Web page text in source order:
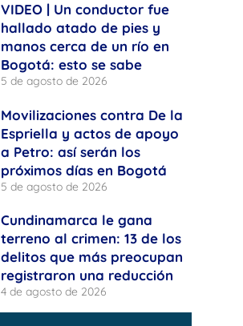
VIDEO | Un conductor fue
hallado atado de pies y
manos cerca de un río en
Bogotá: esto se sabe
5 de agosto de 2026
Movilizaciones contra De la
Espriella y actos de apoyo
a Petro: así serán los
próximos días en Bogotá
5 de agosto de 2026
Cundinamarca le gana
terreno al crimen: 13 de los
delitos que más preocupan
registraron una reducción
4 de agosto de 2026